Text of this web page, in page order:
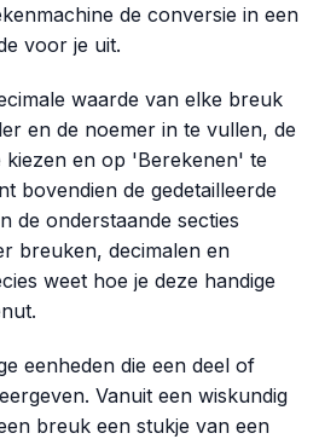
de conversie in een
voor je uit.
waarde van elke breuk
en de noemer in te vullen, de
en op 'Berekenen' te
bovendien de gedetailleerde
de onderstaande secties
breuken, decimalen en
weet hoe je deze handige
eenheden die een deel of
Vanuit een wiskundig
breuk een stukje van een